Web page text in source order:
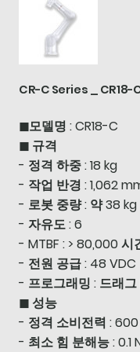
CR-C Series _ CR18-
◼모델명 : CR18-C
◼ 규격
- 정격 하중 : 18 kg
- 작업 반경 : 1,062
- 로봇 중량 : 약 38 kg
- 자유도 : 6
- MTBF : > 80,000 시
- 전원 공급 : 48 VDC
- 프로그래밍 : 드래
◼ 성능
- 정격 소비전력 :
- 최소 힘 분해능 : 0.1